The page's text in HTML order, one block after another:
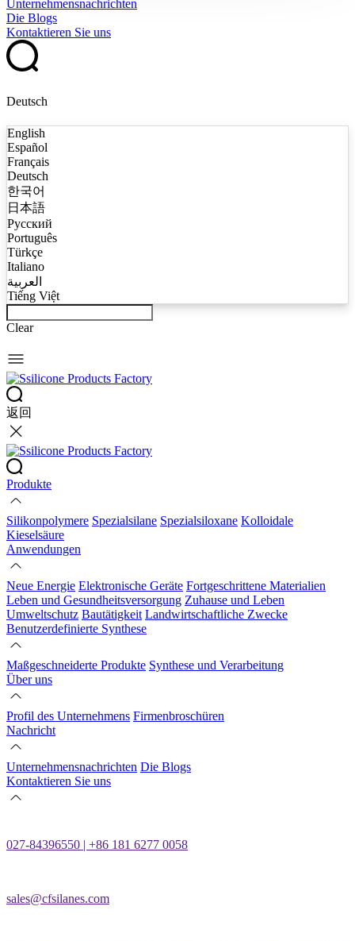
Unternehmensnachrichten
Die Blogs
Kontaktieren Sie uns
Deutsch
English
Español
Français
Deutsch
한국어
日本語
Русский
Português
Türkçe
Italiano
العربية
Tiếng Việt
Clear
返回
Produkte
Silikonpolymere Spezialsilane Spezialsiloxane Kolloidale
Kieselsäure
Anwendungen
Neue Energie Elektronische Geräte Fortgeschrittene Materialien
Leben und Gesundheitsversorgung Zuhause und Leben
Umweltschutz Bautätigkeit Landwirtschaftliche Zwecke
Benutzerdefinierte Synthese
Maßgeschneiderte Produkte Synthese und Verarbeitung
Über uns
Profil des Unternehmens Firmenbroschüren
Nachricht
Unternehmensnachrichten Die Blogs
Kontaktieren Sie uns
027-84396550 | +86 181 6277 0058
sales@cfsilanes.com